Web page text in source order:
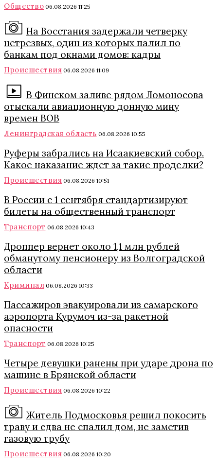
Общество 06.08.2026 11:25
На Восстания задержали четверку
нетрезвых, один из которых палил по
банкам под окнами домов: кадры
Происшествия 06.08.2026 11:09
В Финском заливе рядом Ломоносова
отыскали авиационную донную мину
времен ВОВ
Ленинградская область 06.08.2026 10:55
Руферы забрались на Исаакиевский собор.
Какое наказание ждет за такие проделки?
Происшествия 06.08.2026 10:51
В России с 1 сентября стандартизируют
билеты на общественный транспорт
Транспорт 06.08.2026 10:43
Дроппер вернет около 1,1 млн рублей
обманутому пенсионеру из Волгоградской
области
Криминал 06.08.2026 10:33
Пассажиров эвакуировали из самарского
аэропорта Курумоч из-за ракетной
опасности
Транспорт 06.08.2026 10:25
Четыре девушки ранены при ударе дрона по
машине в Брянской области
Происшествия 06.08.2026 10:22
Житель Подмосковья решил покосить
траву и едва не спалил дом, не заметив
газовую трубу
Происшествия 06.08.2026 10:20